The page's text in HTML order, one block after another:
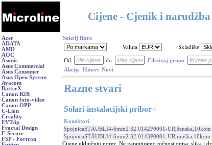
Cijene - Cjenik i narudžba
Acer
ADATA
AMD
AOC
Asonic
Asus Commercial
Asus Consumer
Asus Open System
Avacom
BatterX
Canon B2B
Canon foto-video
Canon OPP
C-Lion
Creality
EVTrip
Fractal Design
F-Secure
FSP - Fortron
Sakrij filtre
Valuta
Skladište
Od: do:
Filtriraj grupu
Akcije Hitovi Novi
Razne stvari
Solari-instalacijski pribor+
Konektori
SpojnicaSTÄUBLI4-6mm2 32.0142P0001-UR,ženska,10kom
SpojnicaSTÄUBLI4-6mm2 32.0143P0001-UR,muška,10kom
Cijene uključuju porez. Ne garantiramo točnost opisa, slika i